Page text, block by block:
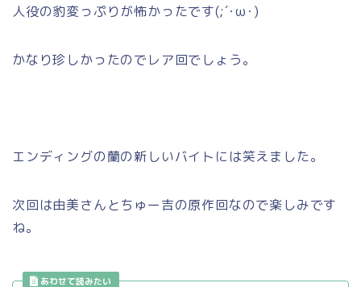
人役の豹変っぷりが怖かったです(;´･ω･)
かなり珍しかったのでレア回でしょう。
エンディングの蘭の新しいバイトには笑えました。
次回は由美さんとちゅー吉の原作回なので楽しみです
ね。